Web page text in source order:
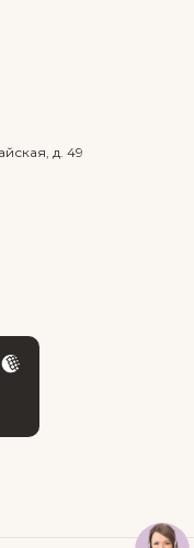
д. 49